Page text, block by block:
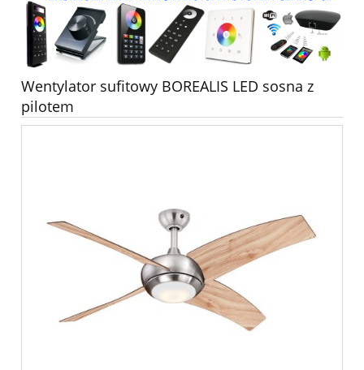
Wentylator sufitowy BOREALIS LED sosna z
pilotem